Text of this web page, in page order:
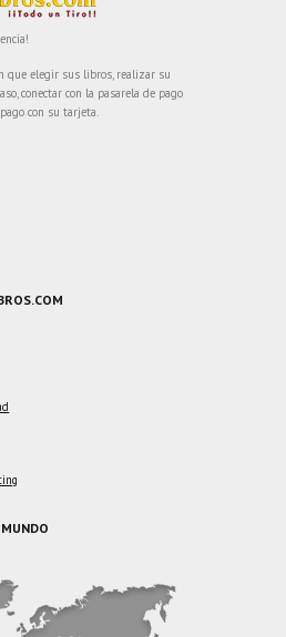
que elegir sus libros, realizar su
conectar con la pasarela de pago
con su tarjeta.